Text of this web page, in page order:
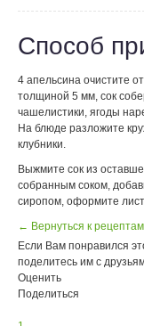
Способ
4 апельсина очистите
толщиной 5 мм, сок
чашелистики, ягоды
На блюде разложите
клубники.
Выжмите сок из
собранным соком,
сиропом, оформите
← Вернуться к
Если Вам понравился
поделитесь им с
Оценить
Поделиться